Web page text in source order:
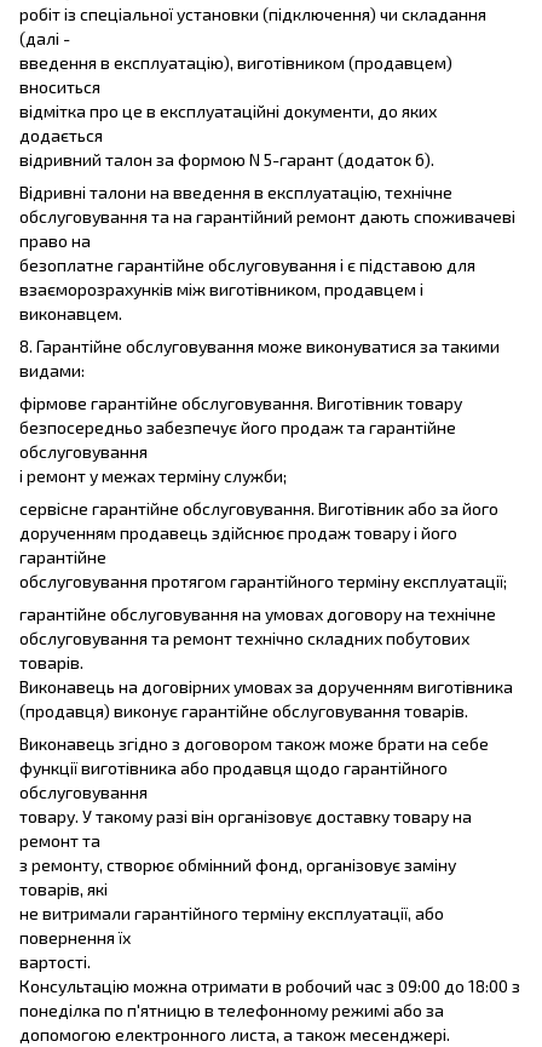
робіт із спеціальної установки (підключення) чи складання
(далі -
введення в експлуатацію), виготівником (продавцем)
вноситься
відмітка про це в експлуатаційні документи, до яких
додається
відривний талон за формою N 5-гарант (додаток 6).
Відривні талони на введення в експлуатацію, технічне
обслуговування та на гарантійний ремонт дають споживачеві
право на
безоплатне гарантійне обслуговування і є підставою для
взаєморозрахунків між виготівником, продавцем і
виконавцем.
8. Гарантійне обслуговування може виконуватися за такими
видами:
фірмове гарантійне обслуговування. Виготівник товару
безпосередньо забезпечує його продаж та гарантійне
обслуговування
і ремонт у межах терміну служби;
сервісне гарантійне обслуговування. Виготівник або за його
дорученням продавець здійснює продаж товару і його
гарантійне
обслуговування протягом гарантійного терміну експлуатації;
гарантійне обслуговування на умовах договору на технічне
обслуговування та ремонт технічно складних побутових
товарів.
Виконавець на договірних умовах за дорученням виготівника
(продавця) виконує гарантійне обслуговування товарів.
Виконавець згідно з договором також може брати на себе
функції виготівника або продавця щодо гарантійного
обслуговування
товару. У такому разі він організовує доставку товару на
ремонт та
з ремонту, створює обмінний фонд, організовує заміну
товарів, які
не витримали гарантійного терміну експлуатації, або
повернення їх
вартості.
Консультацію можна отримати в робочий час з 09:00 до 18:00 з
понеділка по п'ятницю в телефонному режимі або за
допомогою електронного листа, а також месенджері.